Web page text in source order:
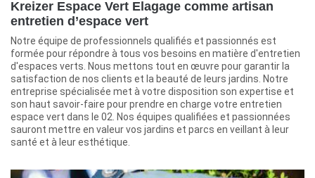
Kreizer Espace Vert Elagage comme artisan
entretien d’espace vert
Notre équipe de professionnels qualifiés et passionnés est
formée pour répondre à tous vos besoins en matière d'entretien
d'espaces verts. Nous mettons tout en œuvre pour garantir la
satisfaction de nos clients et la beauté de leurs jardins. Notre
entreprise spécialisée met à votre disposition son expertise et
son haut savoir-faire pour prendre en charge votre entretien
espace vert dans le 02. Nos équipes qualifiées et passionnées
sauront mettre en valeur vos jardins et parcs en veillant à leur
santé et à leur esthétique.